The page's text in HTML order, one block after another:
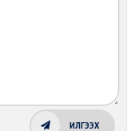
ИЛГЭЭХ